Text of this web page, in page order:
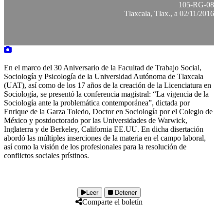
105-RG-08
Tlaxcala, Tlax., a 02/11/2016
En el marco del 30 Aniversario de la Facultad de Trabajo Social,
Sociología y Psicología de la Universidad Autónoma de Tlaxcala
(UAT), así como de los 17 años de la creación de la Licenciatura en
Sociología, se presentó la conferencia magistral: “La vigencia de la
Sociología ante la problemática contemporánea”, dictada por
Enrique de la Garza Toledo, Doctor en Sociología por el Colegio de
México y postdoctorado por las Universidades de Warwick,
Inglaterra y de Berkeley, California EE.UU. En dicha disertación
abordó las múltiples inserciones de la materia en el campo laboral,
así como la visión de los profesionales para la resolución de
conflictos sociales prístinos.
Leer Detener
Comparte el boletín